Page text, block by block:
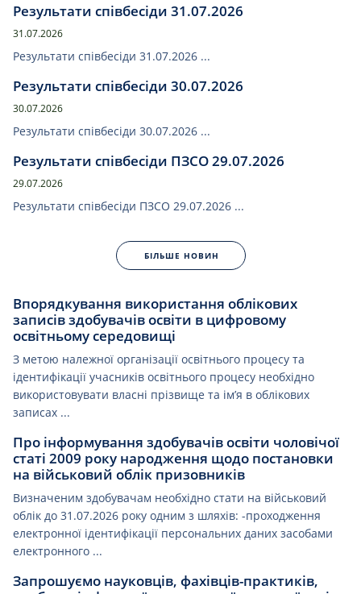
Результати співбесіди 31.07.2026
31.07.2026
Результати співбесіди 31.07.2026 ...
Результати співбесіди 30.07.2026
30.07.2026
Результати співбесіди 30.07.2026 ...
Результати співбесіди ПЗСО 29.07.2026
29.07.2026
Результати співбесіди ПЗСО 29.07.2026 ...
БІЛЬШЕ НОВИН
Впорядкування використання облікових
записів здобувачів освіти в цифровому
освітньому середовищі
З метою належної організації освітнього процесу та
ідентифікації учасників освітнього процесу необхідно
використовувати власні прізвище та ім’я в облікових
записах ...
Про інформування здобувачів освіти чоловічої
статі 2009 року народження щодо постановки
на військовий облік призовників
Визначеним здобувачам необхідно стати на військовий
облік до 31.07.2026 року одним з шляхів: -проходження
електронної ідентифікації персональних даних засобами
електронного ...
Запрошуємо науковців, фахівців-практиків,